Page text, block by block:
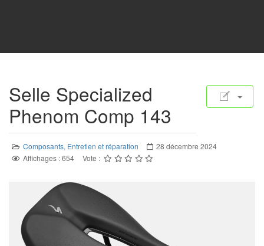
Selle Specialized
Phenom Comp 143
Composants, Entretien et réparation
28 décembre 2024
Affichages : 654
Vote :